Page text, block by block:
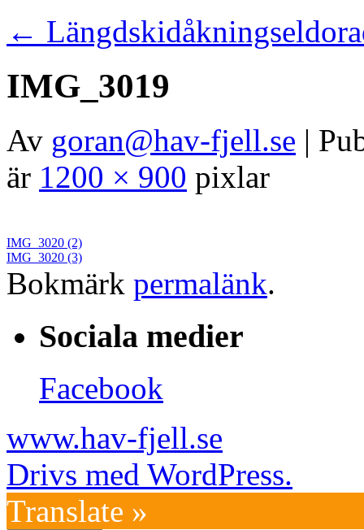
←
IMG_3019
Av goran@hav-fjell.se |
är 1200 × 900 pixlar
IMG_3020 (2)
IMG_3020 (3)
Bokmärk permalänk.
Sociala medier
Facebook
www.hav-fjell.se
Drivs med WordPress.
Translate »